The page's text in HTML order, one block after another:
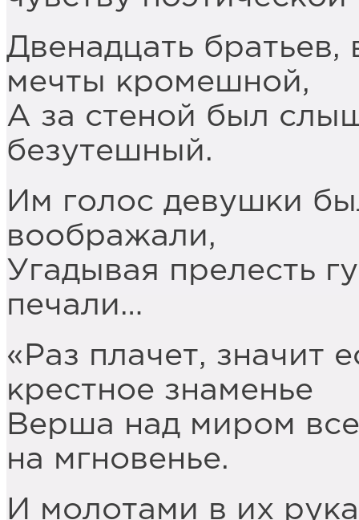
Двенадцать
мечты кромешной,
А за стеной был
безутешный.
Им голос девушки
воображали,
Угадывая прелесть
печали…
«Раз плачет, значит
крестное знаменье
Верша над миром
на мгновенье.
И молотами в их